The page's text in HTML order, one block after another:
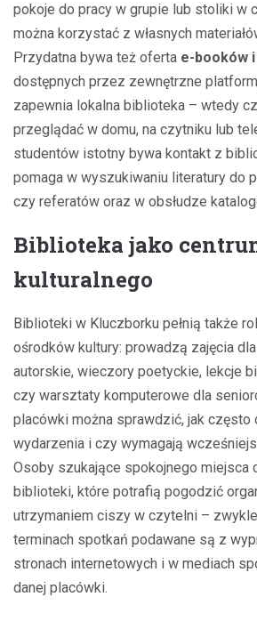
pokoje do pracy w grupie lub stoliki w
można korzystać z własnych
Przydatna bywa też oferta e-booków
dostępnych przez zewnętrzne
zapewnia lokalna biblioteka – wtedy
przeglądać w domu, na czytniku lub
studentów istotny bywa kontakt z
pomaga w wyszukiwaniu literatury do
czy referatów oraz w obsłudze
Biblioteka jako
kulturalnego
Biblioteki w Kluczborku pełnią także
ośrodków kultury: prowadzą zajęcia
autorskie, wieczory poetyckie, lekcje
czy warsztaty komputerowe dla
placówki można sprawdzić, jak często
wydarzenia i czy wymagają
Osoby szukające spokojnego miejsca
biblioteki, które potrafią pogodzić
utrzymaniem ciszy w czytelni –
terminach spotkań podawane są z
stronach internetowych i w mediach
danej placówki.